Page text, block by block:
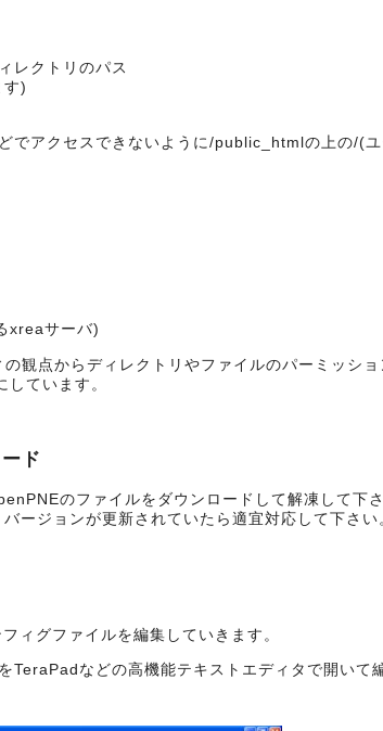
レクトリのパス
す)
でアクセスできないように/public_htmlの上の/(
xreaサーバ)
観点からディレクトリやファイルのパーミッシ
ています。
ド
のファイルをダウンロードして解凍して下
ージョンが更新されていたら適宜対応して下さい
ィグファイルを編集していきます。
TeraPadなどの高機能テキストエディタで開いて